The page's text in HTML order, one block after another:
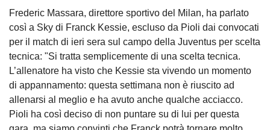
Frederic Massara, direttore sportivo del Milan, ha parlato
così a Sky di Franck Kessie, escluso da Pioli dai convocati
per il match di ieri sera sul campo della Juventus per scelta
tecnica: "Si tratta semplicemente di una scelta tecnica.
L’allenatore ha visto che Kessie sta vivendo un momento
di appannamento: questa settimana non è riuscito ad
allenarsi al meglio e ha avuto anche qualche acciacco.
Pioli ha così deciso di non puntare su di lui per questa